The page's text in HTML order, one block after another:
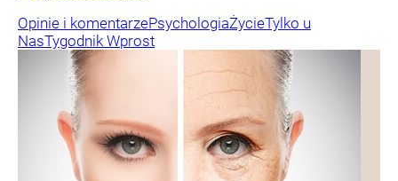
Opinie i komentarzePsychologiaŻycieTylko u
NasTygodnik Wprost